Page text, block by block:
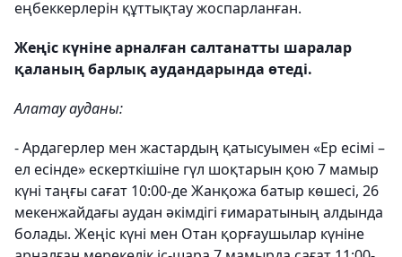
еңбеккерлерін құттықтау жоспарланған.
Жеңіс күніне арналған салтанатты шаралар
қаланың барлық аудандарында өтеді.
Алатау ауданы:
- Ардагерлер мен жастардың қатысуымен «Ер есімі –
ел есінде» ескерткішіне гүл шоқтарын қою 7 мамыр
күні таңғы сағат 10:00-де Жанқожа батыр көшесі, 26
мекенжайдағы аудан әкімдігі ғимаратының алдында
болады. Жеңіс күні мен Отан қорғаушылар күніне